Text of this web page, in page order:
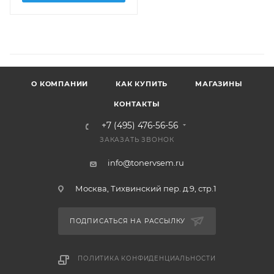
О КОМПАНИИ КАК КУПИТЬ МАГАЗИНЫ
КОНТАКТЫ
+7 (495) 476-56-56
ЗАКАЗАТЬ ЗВОНОК
info@tonervsem.ru
Москва, Тихвинский пер. д.9, стр.1
ПОДПИСАТЬСЯ НА РАССЫЛКУ
ПОЛИТИКА КОНФИДЕНЦИАЛЬНОСТИ